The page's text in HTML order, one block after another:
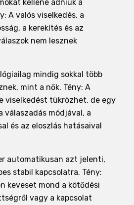
kellene adniuk a
A valós viselkedés, a
a kerekítés és az
nem lesznek
mindig sokkal több
mint a nők. Tény: A
viselkedést tükrözhet, de egy
válaszadás módjával, a
és az eloszlás hatásaival
automatikusan azt jelenti,
stabil kapcsolatra. Tény:
keveset mond a kötődési
vagy a kapcsolat